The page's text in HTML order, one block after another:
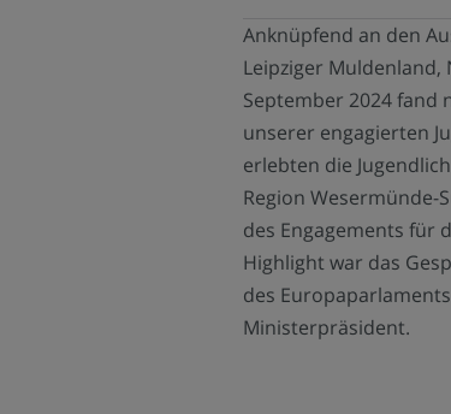
Anknüpfend an den
Leipziger
September 2024 fand
unserer engagierten
erlebten die
Region Wesermünde-
des Engagements für
Highlight war das
des
Ministerpräsident.